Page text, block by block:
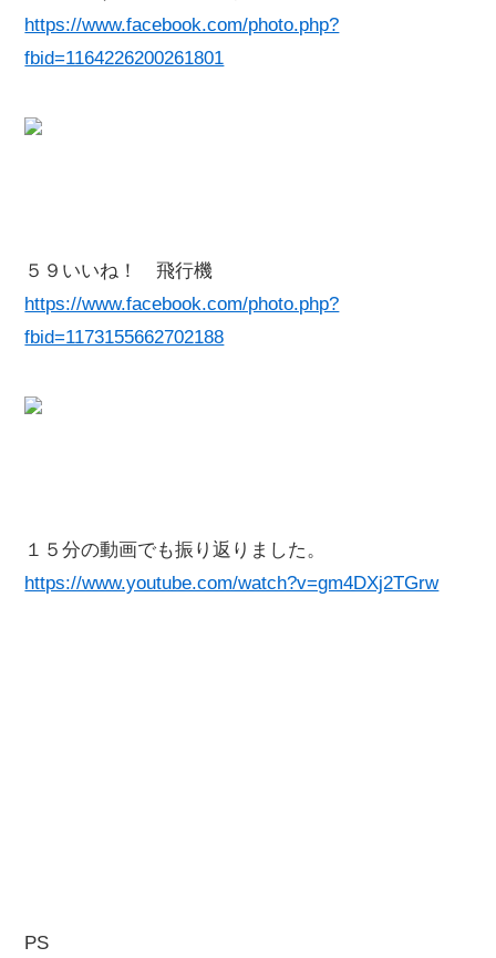
https://www.facebook.com/photo.php?
fbid=1164226200261801
５９いいね！ 飛行機
https://www.facebook.com/photo.php?
fbid=1173155662702188
１５分の動画でも振り返りました。
https://www.youtube.com/watch?v=gm4DXj2TGrw
PS